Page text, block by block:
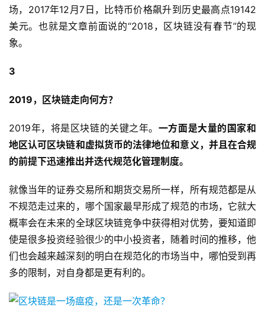
场，2017年12月7日，比特币价格飙升到历史最高点19142
美元。也就是文章前面说的“2018，区块链没有春节”的现
象。
3
2019，区块链走向何方？
2019年，将是区块链的关键之年。 一方面是大量的国家和
地区认可区块链和虚拟货币的法律地位和意义，并且在合规
的前提下迅速推出并迭代规范化管理制度。
就像当年的证券交易所和期货交易所一样，所有规范都是从
不规范走过来的，哪个国家最早形成了规范的市场，它就大
概率会在未来的全球区块链竞争中获得相对优势，要知道即
使是很多投资经验很少的中小投资者，随着时间的推移，他
们也会越来越深刻的明白在规范化的市场当中，哪怕受到再
多的限制，对自身都是更有利的。